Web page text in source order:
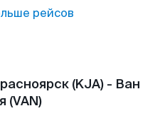
рейсов
(KJA) - Ван
(VAN)